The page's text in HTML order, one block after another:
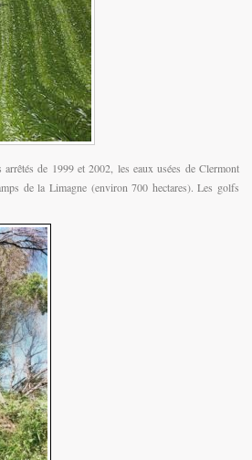
arrêtés de 1999 et 2002, les eaux usées de Clermont
de la Limagne (environ 700 hectares). Les golfs